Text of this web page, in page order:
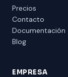
Precios
Contacto
Documentación
Blog
EMPRESA